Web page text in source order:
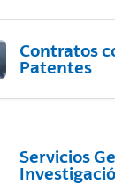
Contratos
Patentes
Servicios